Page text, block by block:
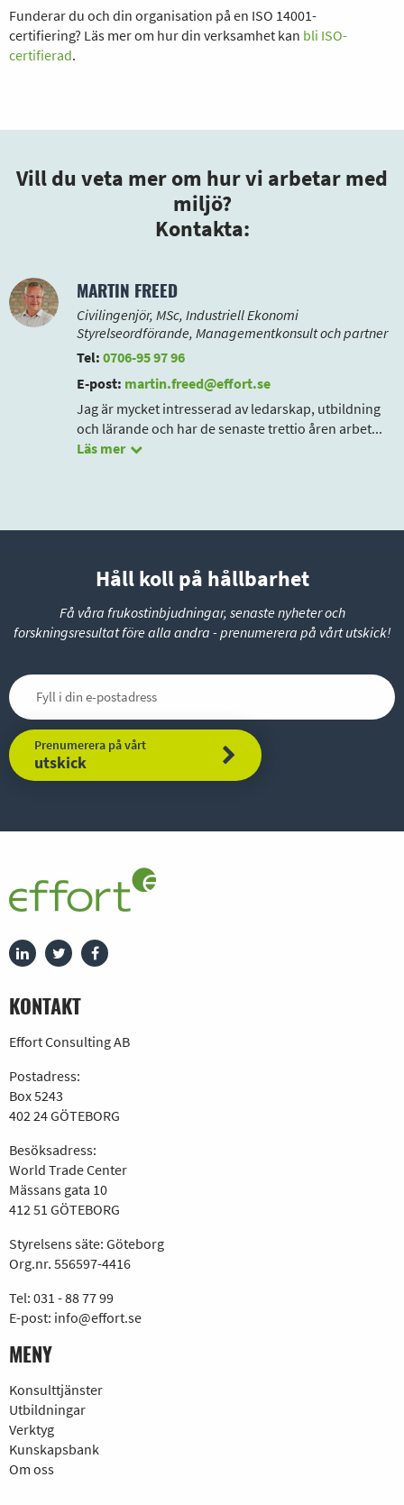
Funderar du och din organisation på en ISO 14001-
certifiering? Läs mer om hurdin verksamhet kan bli ISO-
certifierad.
Vill du veta mer om hur vi arbetar med
miljö?
Kontakta:
MARTIN FREED
Civilingenjör, MSc, Industriell Ekonomi
Styrelseordförande, Managementkonsult och partner
Tel: 0706-95 97 96
E-post: martin.freed@effort.se
Jag är mycket intresserad av ledarskap, utbildning
och lärande och har de senaste trettio åren arbet...
Läs mer
Håll koll på hållbarhet
Få våra frukostinbjudningar, senaste nyheter och
forskningsresultat före alla andra - prenumerera på vårt utskick!
Prenumerera på vårt
utskick
KONTAKT
Effort Consulting AB
Postadress:
Box 5243
402 24 GÖTEBORG
Besöksadress:
World Trade Center
Mässans gata 10
412 51 GÖTEBORG
Styrelsens säte: Göteborg
Org.nr. 556597-4416
Tel: 031 - 88 77 99
E-post: info@effort.se
MENY
Konsulttjänster
Utbildningar
Verktyg
Kunskapsbank
Om oss